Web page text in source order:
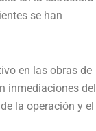
se han
en las obras de
inmediaciones del
la operación y el